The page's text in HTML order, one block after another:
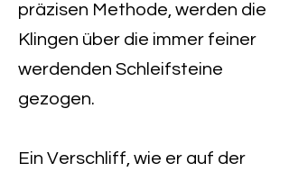
präzisen Methode, werden die
Klingen über die immer feiner
werdenden Schleifsteine
gezogen.
Ein Verschliff, wie er auf der